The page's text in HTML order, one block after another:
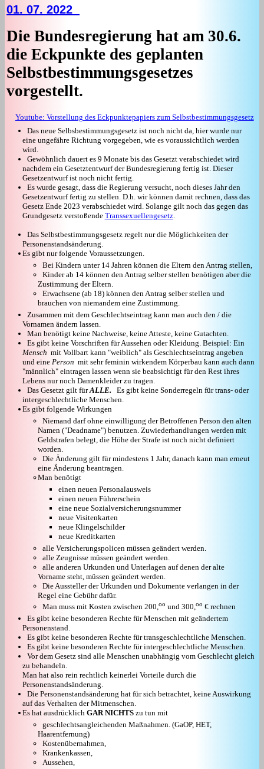
01. 07. 2022
Die Bundesregierung hat am 30.6.
die Eckpunkte des geplanten
Selbstbestimmungsgesetzes
vorgestellt.
Youtube: Vorstellung des Eckpunktepapiers zum Selbstbestimmungsgesetz
Das neue Selbsbestimmungsgesetz ist noch nicht da, hier wurde nur
eine ungefähre Richtung vorgegeben, wie es voraussichtlich werden
wird.
Gewöhnlich dauert es 9 Monate bis das Gesetzt verabschiedet wird
nachdem ein Gesetztentwurf der Bundesregierung fertig ist. Dieser
Gesetzentwurf ist noch nicht fertig.
Es wurde gesagt, dass die Regierung versucht, noch dieses Jahr den
Gesetzentwurf fertig zu stellen. D.h. wir können damit rechnen, dass das
Gesetz Ende 2023 verabschiedet wird. Solange gilt noch das gegen das
Grundgesetz verstoßende Transsexuellengesetz.
Das Selbstbestimmungsgesetz regelt nur die Möglichkeiten der
Personenstandsänderung.
Es gibt nur folgende Voraussetzungen.
Bei Kindern unter 14 Jahren können die Eltern den Antrag stellen,
Kinder ab 14 können den Antrag selber stellen benötigen aber die
Zustimmung der Eltern.
Erwachsene (ab 18) können den Antrag selber stellen und
brauchen von niemandem eine Zustimmung.
Zusammen mit dem Geschlechtseintrag kann man auch den / die
Vornamen ändern lassen.
Man benötigt keine Nachweise, keine Atteste, keine Gutachten.
Es gibt keine Vorschriften für Aussehen oder Kleidung. Beispiel: Ein
Mensch mit Vollbart kann "weiblich" als Geschlechtseintrag angeben
und eine Person mit sehr feminin wirkendem Körperbau kann auch dann
"männlich" eintragen lassen wenn sie beabsichtigt für den Rest ihres
Lebens nur noch Damenkleider zu tragen.
Das Gesetzt gilt fürALLE. Es gibt keine Sonderregeln für trans- oder
intergeschlechtliche Menschen.
Es gibt folgende Wirkungen
Niemand darf ohne einwilligung der Betroffenen Person den alten
Namen ("Deadname") benutzen. Zuwiederhandlungen werden mit
Geldstrafen belegt, die Höhe der Strafe ist noch nicht definiert
worden.
Die Änderung gilt für mindestens 1 Jahr, danach kann man erneut
eine Änderung beantragen.
Man benötigt
einen neuen Personalausweis
einen neuen Führerschein
eine neue Sozialversicherungsnummer
neue Visitenkarten
neue Klingelschilder
neue Kreditkarten
alle Versicherungspolicen müssen geändert werden.
alle Zeugnisse müssen geändert werden.
alle anderen Urkunden und Unterlagen auf denen der alte
Vorname steht, müssen geändert werden.
Die Aussteller der Urkunden und Dokumente verlangen in der
Regel eine Gebühr dafür.
Man muss mit Kosten zwischen 200,oo und 300,oo € rechnen
Es gibt keine besonderen Rechte für Menschen mit geändertem
Personenstand.
Es gibt keine besonderen Rechte für transgeschlechtliche Menschen.
Es gibt keine besonderen Rechte für intergeschlechtliche Menschen.
Vor dem Gesetz sind alle Menschen unabhängig vom Geschlecht gleich
zu behandeln.
Man hat also rein rechtlich keinerlei Vorteile durch die
Personenstandsänderung.
Die Personenstandsänderung hat für sich betrachtet, keine Auswirkung
auf das Verhalten der Mitmenschen.
Es hat ausdrücklich GAR NICHTSzu tun mit
geschlechtsangleichenden Maßnahmen. (GaOP, HET,
Haarentfernung)
Kostenübernahmen,
Krankenkassen,
Aussehen,